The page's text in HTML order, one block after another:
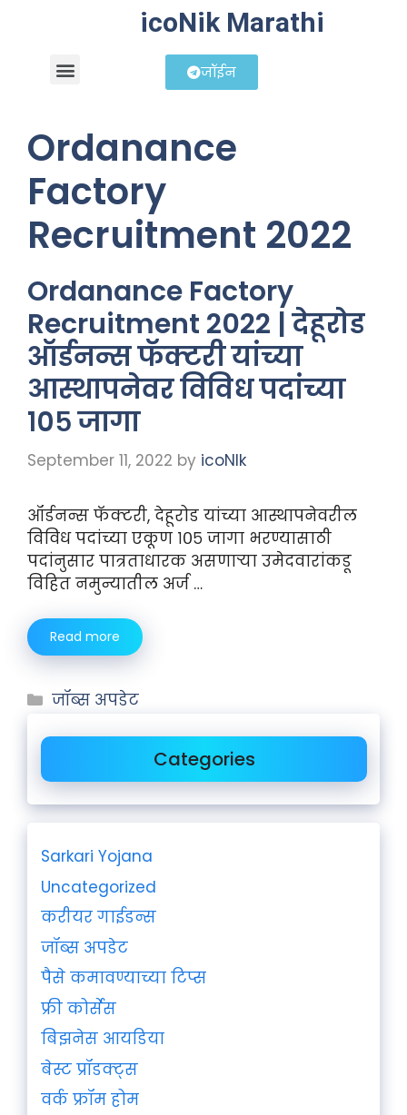
icoNik Marathi
जॉईन
Ordanance
Factory
Recruitment 2022
Ordanance Factory
Recruitment 2022 | देहूरोड
ऑर्डनन्स फॅक्टरी यांच्या
आस्थापनेवर विविध पदांच्या
१०५ जागा
September 11, 2022 by icoNIk
ऑर्डनन्स फॅक्टरी, देहूरोड यांच्या आस्थापनेवरील
विविध पदांच्या एकूण १०५ जागा भरण्यासाठी
पदांनुसार पात्रताधारक असणाऱ्या उमेदवारांकडू
विहित नमुन्यातील अर्ज …
Read more
जॉब्स अपडेट
Categories
Sarkari Yojana
Uncategorized
करीयर गाईडन्स
जॉब्स अपडेट
पैसे कमावण्याच्या टिप्स
फ्री कोर्सेस
बिझनेस आयडिया
बेस्ट प्रॉडक्ट्स
वर्क फ्रॉम होम